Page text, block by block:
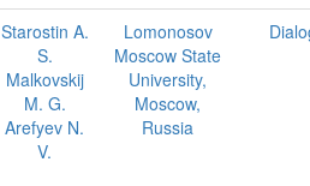
Starostin A.
S.
Malkovskij
M. G.
Arefyev N.
V.
Lomonosov
Moscow State
University,
Moscow,
Russia